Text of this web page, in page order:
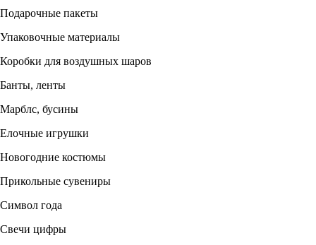
Подарочные пакеты
Упаковочные материалы
Коробки для воздушных шаров
Банты, ленты
Марблс, бусины
Елочные игрушки
Новогодние костюмы
Прикольные сувениры
Символ года
Свечи цифры